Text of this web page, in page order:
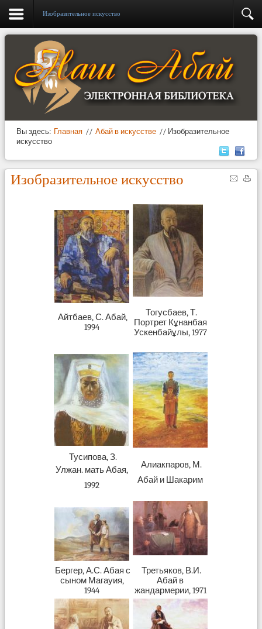
Изобразительное искусство
Вы здесь: Главная // Абай в искусстве // Изобразительное
искусство
Изобразительное искусство
Айтбаев, С. Абай,
1994
Тогусбаев, Т.
Портрет Кұнанбая
Ускенбайұлы, 1977
Тусипова, З.
Улжан. мать Абая,
1992
Алиакпаров, М.
Абай и Шакарим
Бергер, А.С. Абая с
сыном Магауия,
1944
Третьяков, В.И.
Абай в
жандармерии, 1971